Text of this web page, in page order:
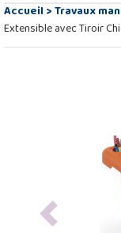
Accueil>Travaux
Extensible avec Tiroir
Previous